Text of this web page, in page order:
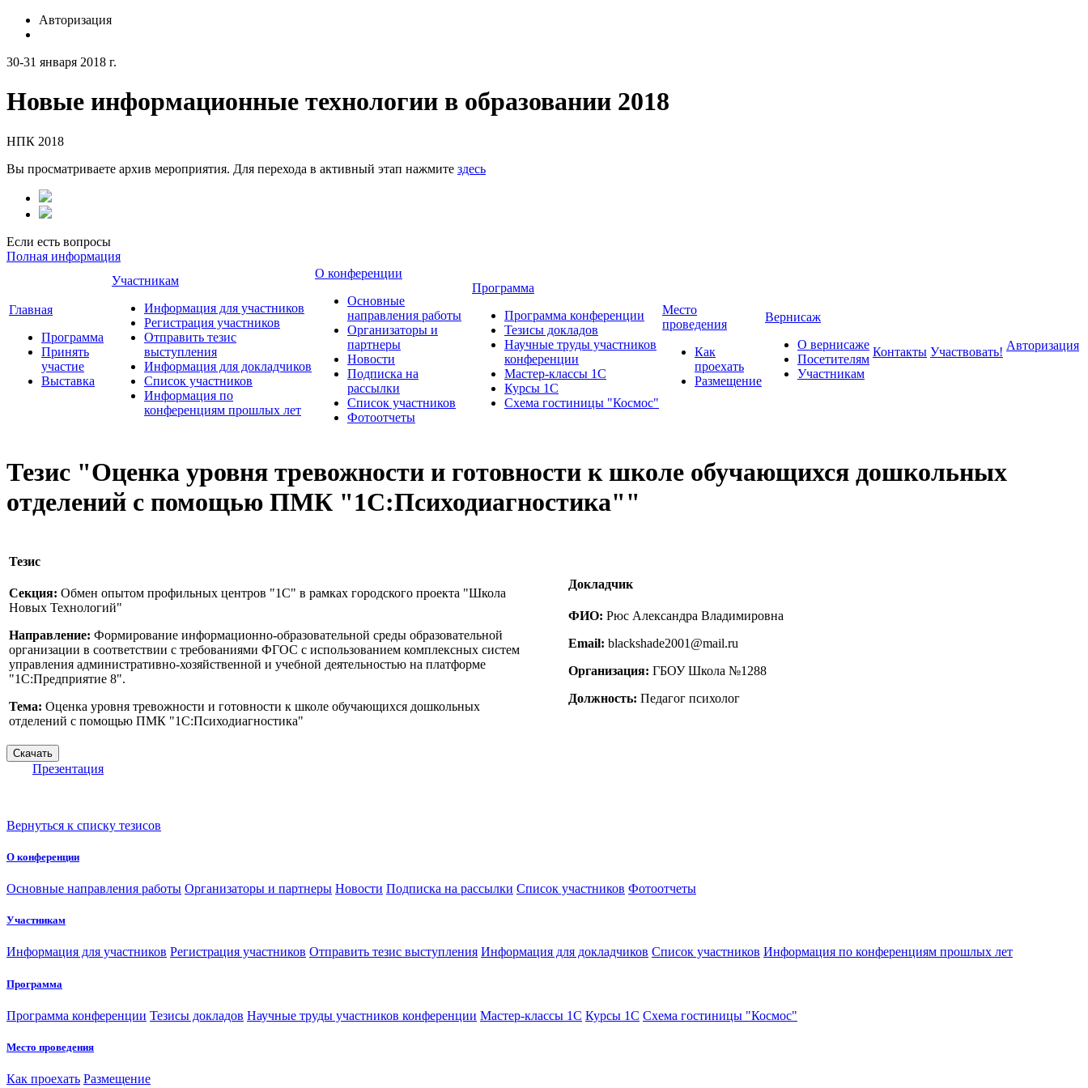
Авторизация
30-31 января 2018 г.
Новые информационные технологии в образовании 2018
НПК 2018
Вы просматриваете архив мероприятия. Для перехода в активный этап нажмите здесь
Если есть вопросы
Полная информация
Главная
Программа
Принять
участие
Выставка
Участникам
Информация для участников
Регистрация участников
Отправить тезис
выступления
Информация для докладчиков
Список участников
Информация по
конференциям прошлых лет
О конференции
Основные
направления работы
Организаторы и
партнеры
Новости
Подписка на
рассылки
Список участников
Фотоотчеты
Программа
Программа конференции
Тезисы докладов
Научные труды участников
конференции
Мастер-классы 1С
Курсы 1С
Схема гостиницы "Космос"
Место
проведения
Как
проехать
Размещение
Вернисаж
О вернисаже
Посетителям
Участникам
Контакты Участвовать! Авторизация
Тезис "Оценка уровня тревожности и готовности к школе обучающихся дошкольных
отделений с помощью ПМК "1С:Психодиагностика""
Тезис
Секция: Обмен опытом профильных центров "1С" в рамках городского проекта "Школа
Новых Технологий"
Направление: Формирование информационно-образовательной среды образовательной
организации в соответствии с требованиями ФГОС с использованием комплексных систем
управления административно-хозяйственной и учебной деятельностью на платформе
"1С:Предприятие 8".
Тема: Оценка уровня тревожности и готовности к школе обучающихся дошкольных
отделений с помощью ПМК "1С:Психодиагностика"
Докладчик
ФИО: Рюс Александра Владимировна
Email: blackshade2001@mail.ru
Организация: ГБОУ Школа №1288
Должность: Педагог психолог
Презентация
Вернуться к списку тезисов
О конференции
Основные направления работы Организаторы и партнеры Новости Подписка на рассылки Список участников Фотоотчеты
Участникам
Информация для участников Регистрация участников Отправить тезис выступления Информация для докладчиков Список участников Информация по конференциям прошлых лет
Программа
Программа конференции Тезисы докладов Научные труды участников конференции Мастер-классы 1С Курсы 1С Схема гостиницы "Космос"
Место проведения
Как проехать Размещение